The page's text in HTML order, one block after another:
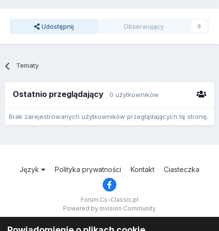
Udostępnij Obserwujący 0
Tematy
Ostatnio przeglądający 0 użytkowników
Brak zarejestrowanych użytkowników przeglądających tę stronę.
Język Polityka prywatności Kontakt Ciasteczka
Forum.Cs-Classic.pl
Powered by Invision Community